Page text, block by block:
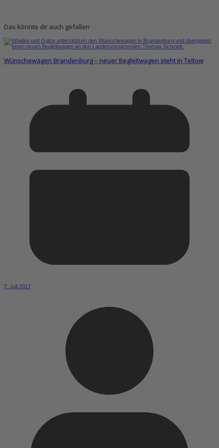
Das könnte dir auch gefallen
Wünschewagen Brandenburg – neuer Begleitwagen steht in Teltow
7. Juli 2017